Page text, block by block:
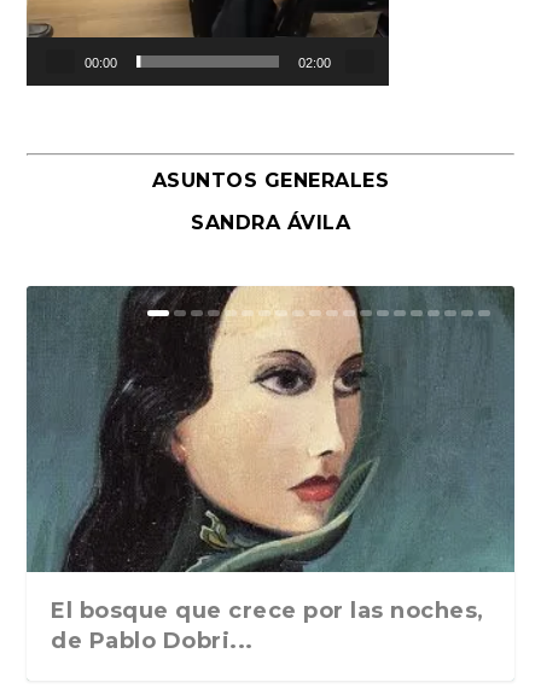
00:00 02:00
ASUNTOS GENERALES
SANDRA ÁVILA
El bosque que crece por las noches,
de Pablo Dobri...